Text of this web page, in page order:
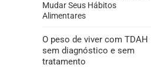
Mudar Seus Hábitos
Alimentares
O peso de viver com TDAH
sem diagnóstico e sem
tratamento